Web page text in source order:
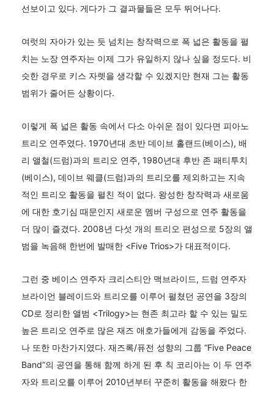
선보이고 있다. 게다가 그 결과물들은 모두 뛰어나다.
여럿의 자아가 있는 듯 넘치는 창작력으로 폭 넓은 활동을 펼
치는 노장 연주자는 이제 그가 유일하지 않나 싶을 정도다. 비
슷한 경우로 키스 자렛을 생각할 수 있겠지만 현재 그는 활동
범위가 줄어든 상황이다.
이렇게 폭 넓은 활동 속에서 다소 아쉬운 점이 있다면 피아노
트리오 연주였다. 1970년대 초반 데이브 홀랜드(베이스), 배
리 앨철(드럼)과의 트리오 연주, 1980년대 후반 존 패티투치
(베이스), 데이브 웨클(드럼)과의 트리오를 제외하고는 지속
적인 트리오 활동을 펼친 적이 없다. 왕성한 창작력과 새로움
에 대한 호기심 때문인지 새로운 멤버 구성으로 연주 활동을
더 많이 즐겼다. 2008년 다섯 개의 트리오 편성으로 5장의 앨
범을 녹음해 한번에 발매한 <Five Trios>가 대표적이다.
그런 중 베이스 연주자 크리스티안 맥브라이드, 드럼 연주자
브라이언 블레이드와 트리오를 이루어 펼쳤던 공연을 3장의
CD로 정리한 앨범 <Trilogy>는 현존 최고라 할 수 있는 밀도
높은 트리오 연주로 많은 재즈 애호가들에게 감동을 주었다.
나 또한 마찬가지였다. 재즈록/퓨전 성향의 그룹 “Five Peace
Band”의 공연을 통해 함께 하게 된 후 칙 코리아는 이 두 연주
자와 트리오를 이루어 2010년부터 꾸준히 활동을 해왔다 한